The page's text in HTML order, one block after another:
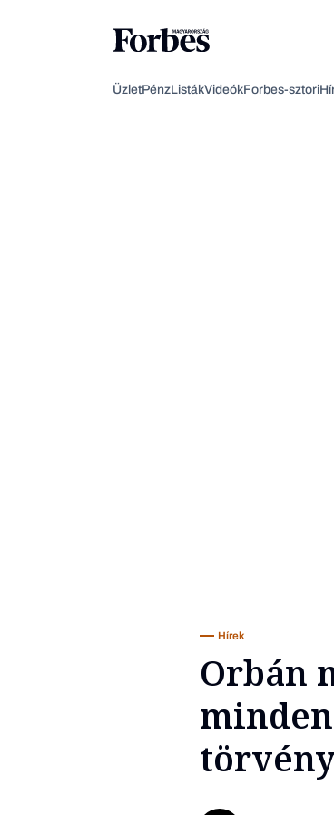
ÜzletPénzListákVideókForbes-sztori
Hírek
Orbán